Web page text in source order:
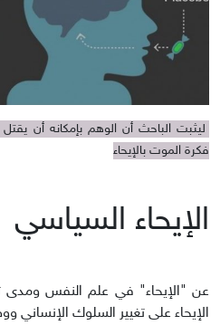
ليثبت الباحث أن الوهم بإمكانه أن
فكرة الموت بالإيحاء
الإيحاء السياسي
عن "الإيحاء" في علم النفس ومدى
الإيحاء على تغيير السلوك